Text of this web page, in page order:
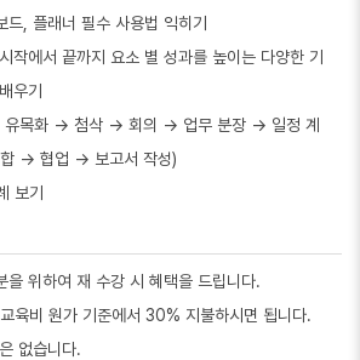
, 플래너 필수 사용법 익히기
작에서 끝까지 요소 별 성과를 높이는 다양한 기
우기
목화 → 첨삭 → 회의 → 업무 분장 → 일정 계
→ 협업 → 보고서 작성)
보기
을 위하여 재 수강 시 혜택을 드립니다.
육비 원가 기준에서 30% 지불하시면 됩니다.
없습니다.